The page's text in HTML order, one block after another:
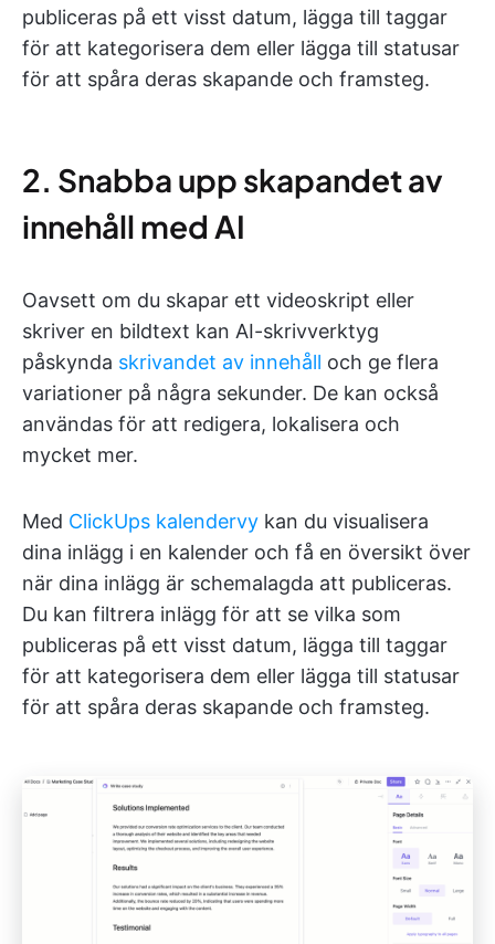
publiceras på ett visst datum, lägga till taggar
för att kategorisera dem eller lägga till statusar
för att spåra deras skapande och framsteg.
2. Snabba upp skapandet av
innehåll med AI
Oavsett om du skapar ett videoskript eller
skriver en bildtext kan AI-skrivverktyg
påskynda skrivandet av innehåll och ge flera
variationer på några sekunder. De kan också
användas för att redigera, lokalisera och
mycket mer.
Med ClickUps kalendervy kan du visualisera
dina inlägg i en kalender och få en översikt över
när dina inlägg är schemalagda att publiceras.
Du kan filtrera inlägg för att se vilka som
publiceras på ett visst datum, lägga till taggar
för att kategorisera dem eller lägga till statusar
för att spåra deras skapande och framsteg.